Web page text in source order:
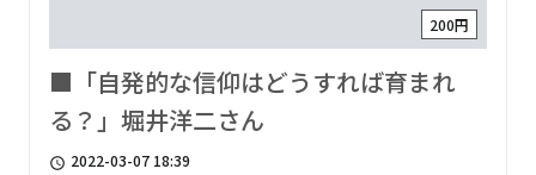
200円
■「自発的な信仰はどうすれば育まれ
る？」堀井洋二さん
access_time 2022-03-07 18:39